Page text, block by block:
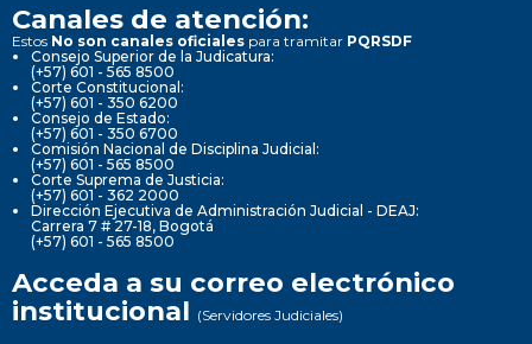
Canales de atención:
Estos No son canales oficiales para tramitar PQRSDF
Consejo Superior de la Judicatura:
(+57) 601 - 565 8500
Corte Constitucional:
(+57) 601 - 350 6200
Consejo de Estado:
(+57) 601 - 350 6700
Comisión Nacional de Disciplina Judicial:
(+57) 601 - 565 8500
Corte Suprema de Justicia:
(+57) 601 - 362 2000
Dirección Ejecutiva de Administración Judicial - DEAJ:
Carrera 7 # 27-18, Bogotá
(+57) 601 - 565 8500
Acceda a su correo electrónico
institucional (Servidores Judiciales)